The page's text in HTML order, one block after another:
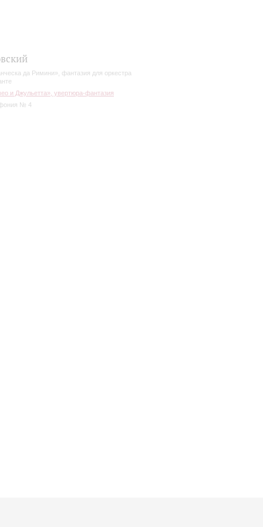
да Римини», фантазия для оркестра
и Джульетта», увертюра-фантазия
№ 4